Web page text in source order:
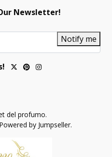
Newsletter!
Notify me
del profumo.
Powered by Jumpseller.